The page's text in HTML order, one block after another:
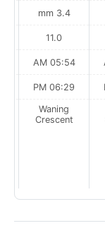
3.4 mm
11.0
05:54 AM
06:29 PM
Waning
Crescent